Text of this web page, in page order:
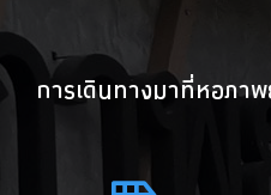
การเดินทางมาที่หอภา